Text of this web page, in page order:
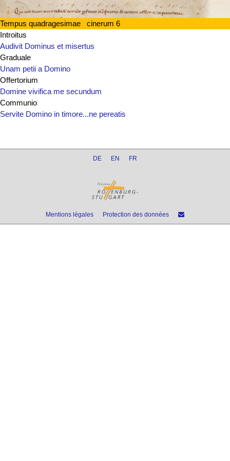
Tempus quadragesimae cinerum 6
Introitus
Audivit Dominus et misertus
Graduale
Unam petii a Domino
Offertorium
Domine vivifica me secundum
Communio
Servite Domino in timore...ne pereatis
DE EN FR
Mentions légales Protection des données